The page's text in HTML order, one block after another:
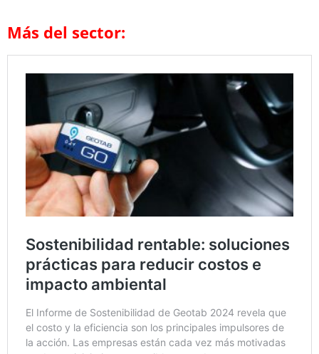
Más del sector: